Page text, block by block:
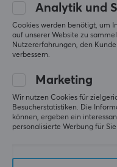
MaxMount
Schreibtisch Elektrisch
Höhenverstellbar
1200x700mm -
229.90 €
Analytik und
Cookies werden benötigt, um
auf unserer Website zu
Nutzererfahrungen, den
verbessern.
Marketing
Wir nutzen Cookies für
Besucherstatistiken. Die
können, ergeben ein
personalisierte Werbung für Sie